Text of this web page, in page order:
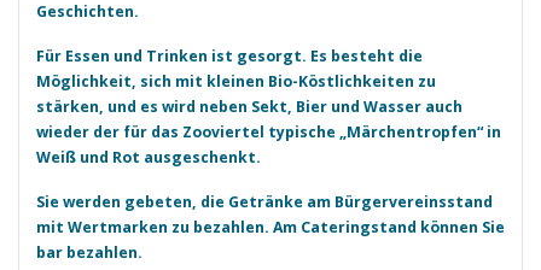
Geschichten.
Für Essen und Trinken ist gesorgt. Es besteht die
Möglichkeit, sich mit kleinen Bio-Köstlichkeiten zu
stärken, und es wird neben Sekt, Bier und Wasser auch
wieder der für das Zooviertel typische „Märchentropfen“ in
Weiß und Rot ausgeschenkt.
Sie werden gebeten, die Getränke am Bürgervereinsstand
mit Wertmarken zu bezahlen. Am Cateringstand können Sie
bar bezahlen.